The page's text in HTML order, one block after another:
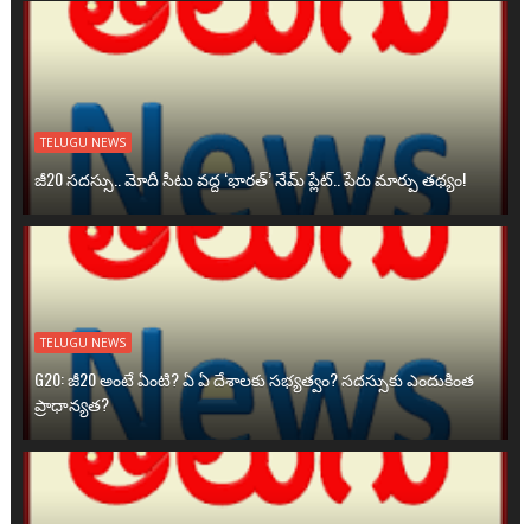
TELUGU NEWS
జీ20 సదస్సు.. మోదీ సీటు వద్ద ‘భారత్’ నేమ్ ప్లేట్‌.. పేరు మార్పు తథ్యం!
TELUGU NEWS
G20: జీ20 అంటే ఏంటి? ఏ ఏ దేశాలకు సభ్యత్వం? సదస్సుకు ఎందుకింత
ప్రాధాన్యత?